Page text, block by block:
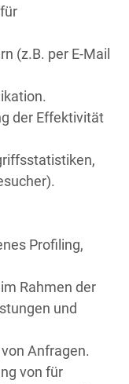
(z.B. per E-Mail
der Effektivität
Profiling,
Rahmen der
und
Anfragen.
von für